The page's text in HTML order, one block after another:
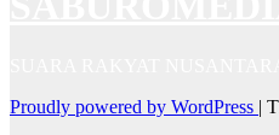
Proudly powered by WordPress |